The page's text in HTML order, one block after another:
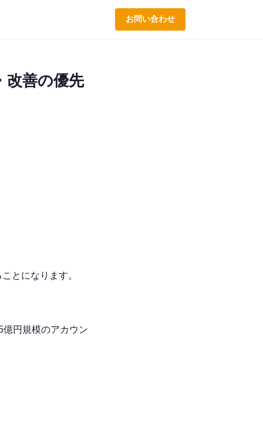
お問い合わせ
改善の優先
とになります。
円規模のアカウン